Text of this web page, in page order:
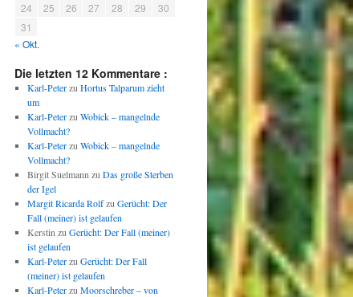
24
25 26 27 28 29
30
31
« Okt.
Die letzten 12 Kommentare :
Karl-Peterzu Hortus Talparum zieht
um
Karl-Peterzu Wobick – mangelnde
Vollmacht?
Karl-Peterzu Wobick – mangelnde
Vollmacht?
Birgit Suelmann zu Das große Sterben
der Igel
Margit Ricarda Rolfzu Gerücht: Der
Fall (meiner) ist gelaufen
Kerstin zu Gerücht: Der Fall (meiner)
ist gelaufen
Karl-Peterzu Gerücht: Der Fall
(meiner) ist gelaufen
Karl-Peterzu Moorschreber – von